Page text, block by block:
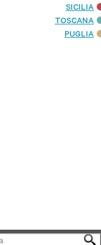
SICILIA
TOSCANA
PUGLIA